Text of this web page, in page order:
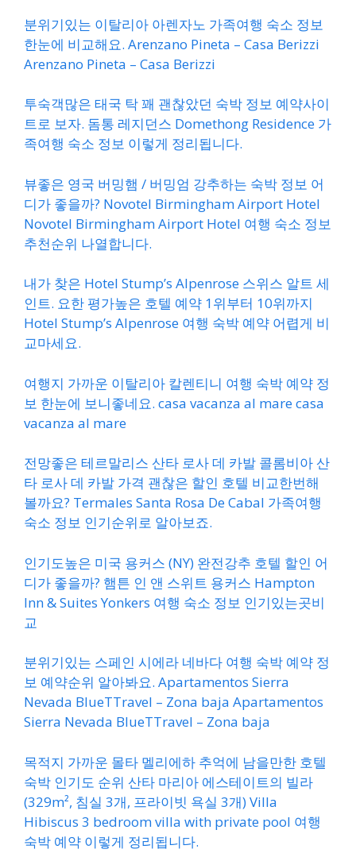
분위기있는 이탈리아 아렌자노 가족여행 숙소 정보
한눈에 비교해요. Arenzano Pineta – Casa Berizzi
Arenzano Pineta – Casa Berizzi
투숙객많은 태국 탁 꽤 괜찮았던 숙박 정보 예약사이
트로 보자. 돔통 레지던스 Domethong Residence 가
족여행 숙소 정보 이렇게 정리됩니다.
뷰좋은 영국 버밍햄 / 버밍엄 강추하는 숙박 정보 어
디가 좋을까? Novotel Birmingham Airport Hotel
Novotel Birmingham Airport Hotel 여행 숙소 정보
추천순위 나열합니다.
내가 찾은 Hotel Stump’s Alpenrose 스위스 알트 세
인트. 요한 평가높은 호텔 예약 1위부터 10위까지
Hotel Stump’s Alpenrose 여행 숙박 예약 어렵게 비
교마세요.
여행지 가까운 이탈리아 칼렌티니 여행 숙박 예약 정
보 한눈에 보니좋네요. casa vacanza al mare casa
vacanza al mare
전망좋은 테르말리스 산타 로사 데 카발 콜롬비아 산
타 로사 데 카발 가격 괜찮은 할인 호텔 비교한번해
볼까요? Termales Santa Rosa De Cabal 가족여행
숙소 정보 인기순위로 알아보죠.
인기도높은 미국 용커스 (NY) 완전강추 호텔 할인 어
디가 좋을까? 햄튼 인 앤 스위트 용커스 Hampton
Inn & Suites Yonkers 여행 숙소 정보 인기있는곳비
교
분위기있는 스페인 시에라 네바다 여행 숙박 예약 정
보 예약순위 알아봐요. Apartamentos Sierra
Nevada BlueTTravel – Zona baja Apartamentos
Sierra Nevada BlueTTravel – Zona baja
목적지 가까운 몰타 멜리에하 추억에 남을만한 호텔
숙박 인기도 순위 산타 마리아 에스테이트의 빌라
(329m², 침실 3개, 프라이빗 욕실 3개) Villa
Hibiscus 3 bedroom villa with private pool 여행
숙박 예약 이렇게 정리됩니다.